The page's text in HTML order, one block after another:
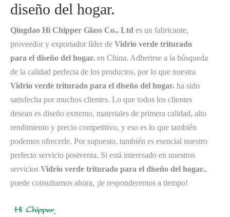
diseño del hogar.
Qingdao Hi Chipper Glass Co., Ltd es un fabricante,
proveedor y exportador líder de Vidrio verde triturado
para el diseño del hogar. en China. Adherirse a la búsqueda
de la calidad perfecta de los productos, por lo que nuestra
Vidrio verde triturado para el diseño del hogar. ha sido
satisfecha por muchos clientes. Lo que todos los clientes
desean es diseño extremo, materiales de primera calidad, alto
rendimiento y precio competitivo, y eso es lo que también
podemos ofrecerle. Por supuesto, también es esencial nuestro
perfecto servicio postventa. Si está interesado en nuestros
servicios Vidrio verde triturado para el diseño del hogar.,
puede consultarnos ahora, ¡le responderemos a tiempo!